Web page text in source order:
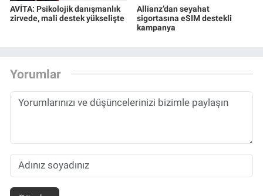
AVİTA: Psikolojik danışmanlık
zirvede, mali destek yükselişte
Allianz’dan seyahat
sigortasına eSIM destekli
kampanya
Yorumlar